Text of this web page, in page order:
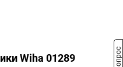
Wiha 01289